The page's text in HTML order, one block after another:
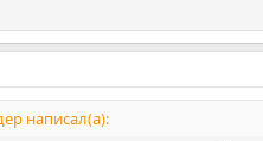
написал(а):